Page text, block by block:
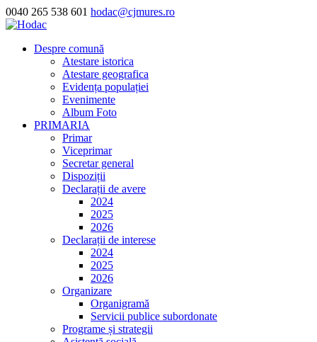
0040 265 538 601 hodac@cjmures.ro
Despre comună
Atestare istorica
Atestare geografica
Evidența populației
Evenimente
Album Foto
PRIMARIA
Primar
Viceprimar
Secretar general
Dispoziții
Declarații de avere
2024
2025
2026
Declarații de interese
2024
2025
2026
Organizare
Organigramă
Servicii publice subordonate
Programe și strategii